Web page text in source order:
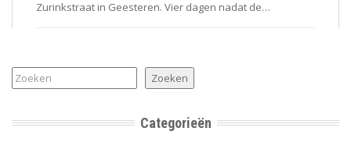
Zurinkstraat in Geesteren. Vier dagen nadat de…
Zoeken Zoeken
Categorieën